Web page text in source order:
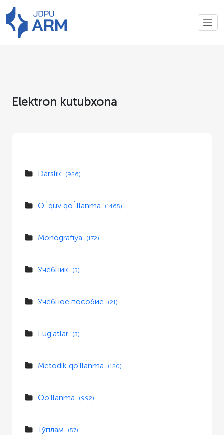
Elektron kutubxona
Darslik (926)
O`quv qo`llanma (1465)
Monografiya (172)
Учебник (5)
Учебное пособие (21)
Lug'atlar (3)
Metodik qo'llanma (120)
Qo'llanma (992)
Тўплам (57)